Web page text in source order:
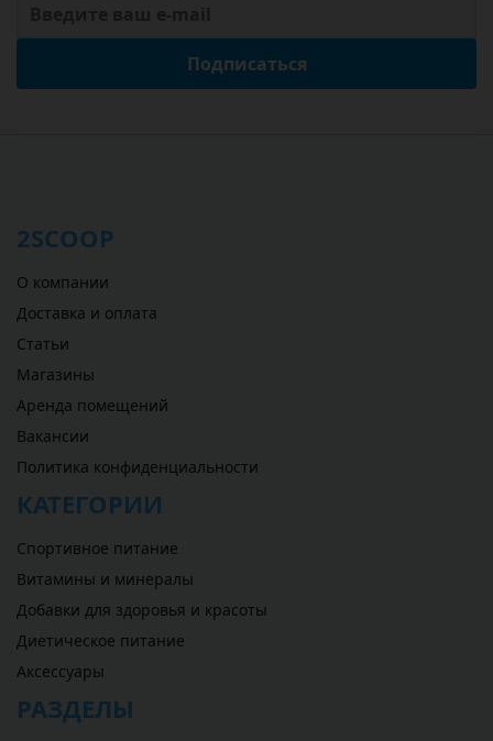
Подписаться
2SCOOP
О компании
Доставка и оплата
Статьи
Магазины
Аренда помещений
Вакансии
Политика конфиденциальности
КАТЕГОРИИ
Спортивное питание
Витамины и минералы
Добавки для здоровья и красоты
Диетическое питание
Аксессуары
РАЗДЕЛЫ